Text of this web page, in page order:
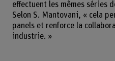
effectuent les mêmes séries
Selon S. Mantovani, « cela
panels et renforce la
industrie. »